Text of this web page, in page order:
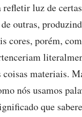
refletir luz de
outras,
cores, porém,
materiais.
nós usamos
que